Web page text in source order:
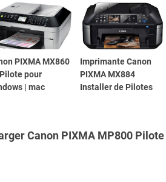
PIXMA MX860
pour
| mac
Imprimante Canon
PIXMA MX884
Installer de Pilotes
Canon PIXMA MP800 Pilote